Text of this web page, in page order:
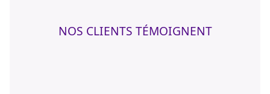
NOS CLIENTS TÉMOIGNENT